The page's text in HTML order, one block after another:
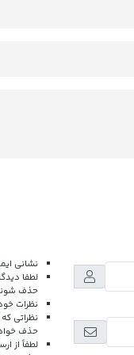
نشانی
لطفا
حذف
نظرات
نظراتی
حذف
لطفاً از